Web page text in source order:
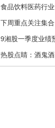
食品饮料医药行
下周重点关注集
9湘股一季度业绩
热股点睛：酒鬼酒